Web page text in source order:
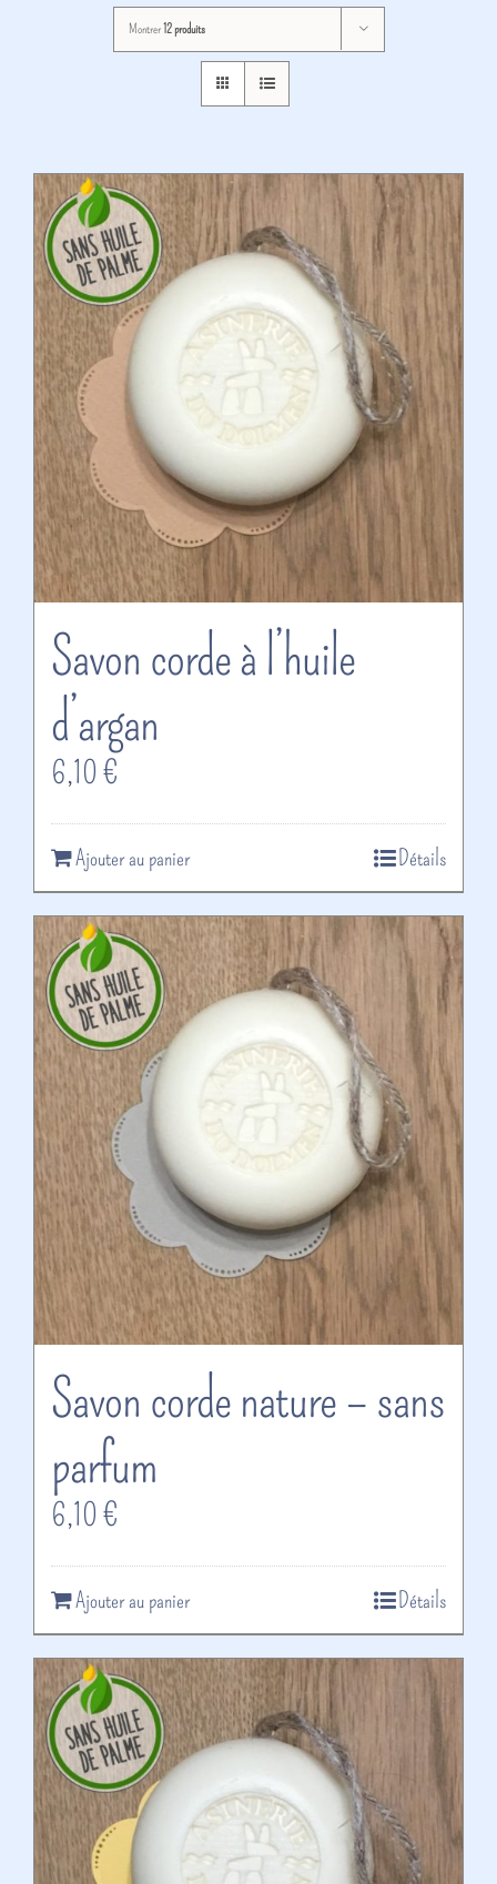
Montrer12 produits
Savon corde à l’huile
d’argan
6,10 €
Ajouter au panier Détails
Savon corde nature – sans
parfum
6,10 €
Ajouter au panier Détails